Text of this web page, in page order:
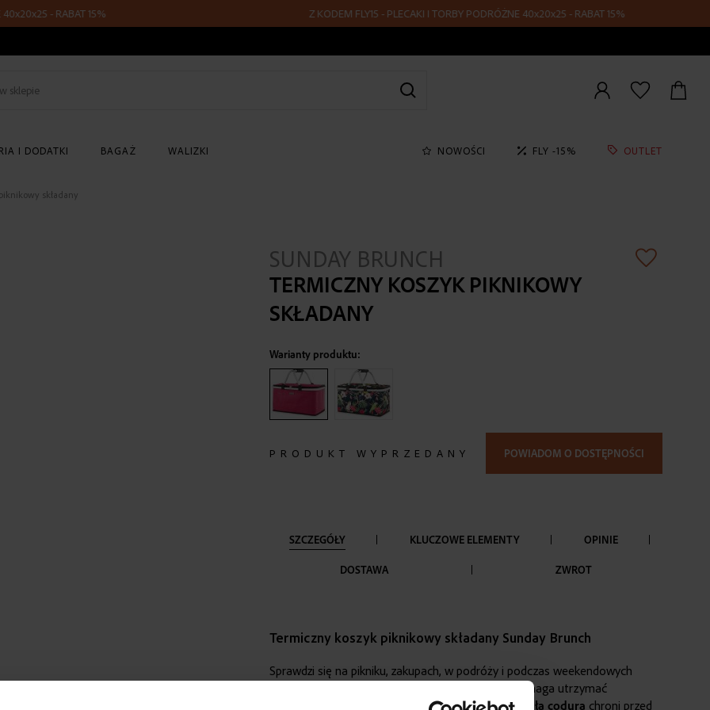
- RABAT 15% Z KODEM FLY15 - PLECAKI I TORBY PODRÓŻNE 40x20x25 - RABAT 15%
I DODATKI BAGAŻ WALIZKI NOWOŚCI FLY -15% OUTLET
składany
SUNDAY BRUNCH
TERMICZNY KOSZYK PIKNIKOWY
SKŁADANY
Warianty produktu:
PRODUKT WYPRZEDANY POWIADOM O DOSTĘPNOŚCI
SZCZEGÓŁY KLUCZOWE ELEMENTY OPINIE
DOSTAWA ZWROT
Termiczny koszyk piknikowy składany Sunday Brunch
Sprawdzi się na pikniku, zakupach, w podróży i podczas weekendowych
pomaga utrzymać
odpowiednią temperaturę produktów, awytrzymała codura chroni przed